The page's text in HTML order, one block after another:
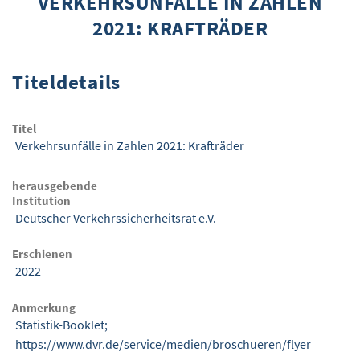
ÜBER WISOM
FRAGEN UND ANTWORTEN
2021: KRAFTRÄDER
Titeldetails
Titel
Verkehrsunfälle in Zahlen 2021: Krafträder
herausgebende
Institution
Deutscher Verkehrssicherheitsrat e.V.
Erschienen
2022
Anmerkung
Statistik-Booklet;
https://www.dvr.de/service/medien/broschueren/flyer